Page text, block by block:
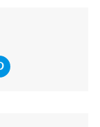
e-mail
via via